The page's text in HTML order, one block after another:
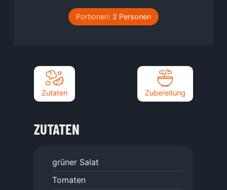
Portionen: 2 Personen
Zutaten Zubereitung
ZUTATEN
grüner Salat
Tomaten